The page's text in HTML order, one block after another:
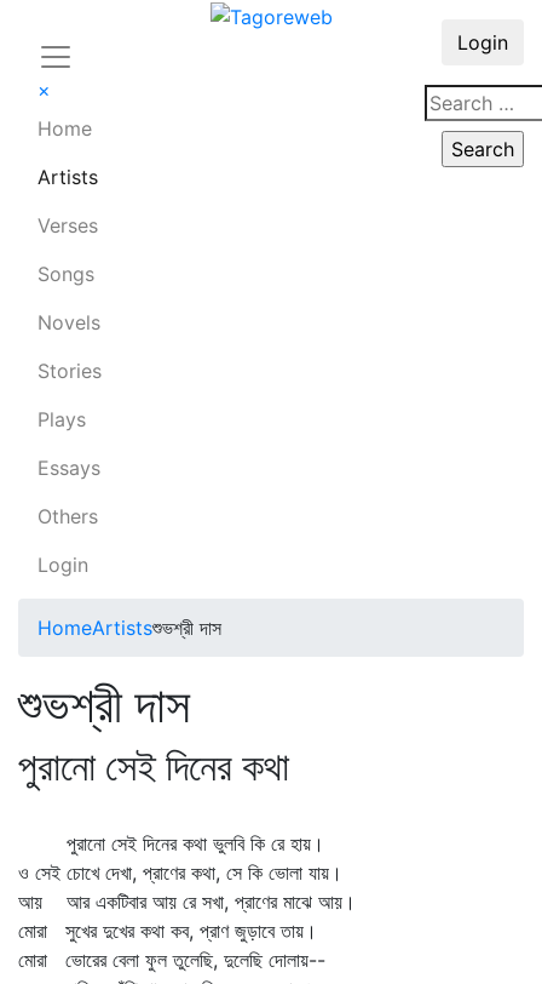
×
Home
Artists
Verses
Songs
Novels
Stories
Plays
Essays
Others
Login
Login
HomeArtistsশুভশ্রী দাস
শুভশ্রী দাস
পুরানো সেই দিনের কথা
পুরানো সেই দিনের কথা ভুলবি কি রে হায়।
ও সেই চোখে দেখা, প্রাণের কথা, সে কি ভোলা যায়।
আয় আর একটিবার আয় রে সখা, প্রাণের মাঝে আয়।
মোরা সুখের দুখের কথা কব, প্রাণ জুড়াবে তায়।
মোরা ভোরের বেলা ফুল তুলেছি, দুলেছি দোলায়--